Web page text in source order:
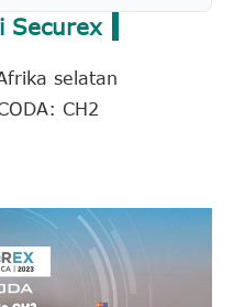
Securex
selatan
CH2